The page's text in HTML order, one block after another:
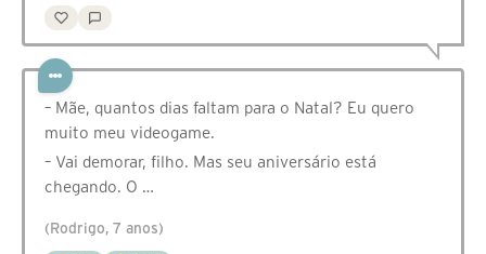
– Mãe, quantos dias faltam para o Natal? Eu quero
muito meu videogame.
– Vai demorar, filho. Mas seu aniversário está
chegando. O …
(Rodrigo, 7 anos)